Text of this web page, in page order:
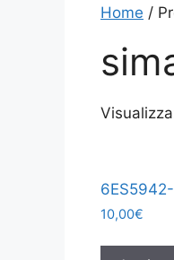
Home /
6ES5942-
10,00€